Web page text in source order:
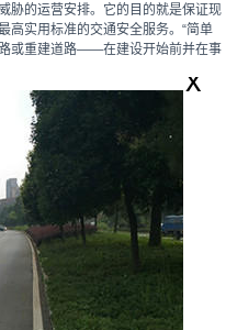
胁的运营安排。它的目的就是保证现
高实用标准的交通安全服务。“简单
或重建道路——在建设开始前并在事
x